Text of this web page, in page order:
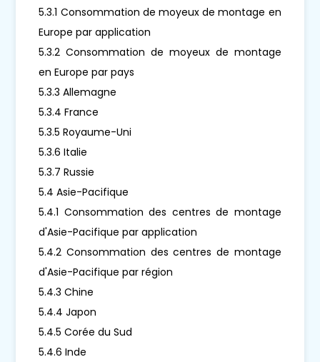
5.3.1 Consommation de moyeux de montage en
Europe par application
5.3.2 Consommation de moyeux de montage
en Europe par pays
5.3.3 Allemagne
5.3.4 France
5.3.5 Royaume-Uni
5.3.6 Italie
5.3.7 Russie
5.4 Asie-Pacifique
5.4.1 Consommation des centres de montage
d'Asie-Pacifique par application
5.4.2 Consommation des centres de montage
d'Asie-Pacifique par région
5.4.3 Chine
5.4.4 Japon
5.4.5 Corée du Sud
5.4.6 Inde